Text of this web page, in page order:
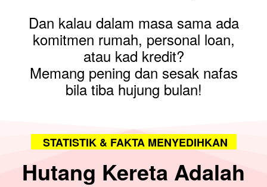
Dan kalau dalam masa sama ada
komitmen rumah, personal loan,
atau kad kredit?
Memang pening dan sesak nafas
bila tiba hujung bulan!
STATISTIK & FAKTA MENYEDIHKAN
Hutang Kereta Adalah